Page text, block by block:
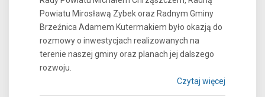
Powiatu Mirosławą Zybek oraz Radnym Gminy
Brzeźnica Adamem Kutermakiem było okazją do
rozmowy o inwestycjach realizowanych na
terenie naszej gminy oraz planach jej dalszego
rozwoju.
Czytaj więcej